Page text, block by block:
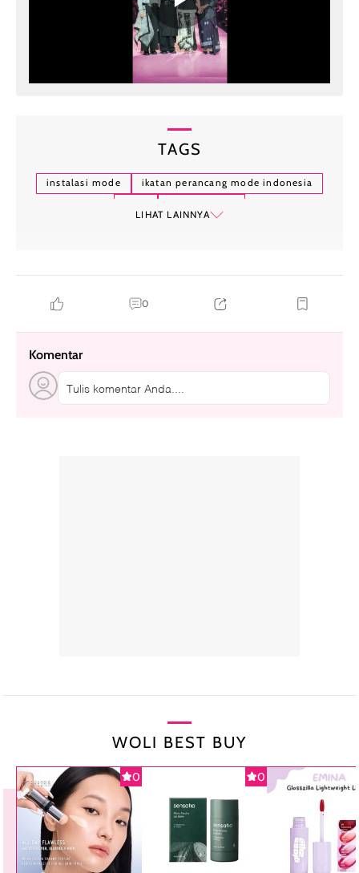
TAGS
instalasi mode
ikatan perancang mode indonesia
LIHAT LAINNYA
0
Komentar
Tulis komentar Anda....
WOLI BEST BUY
0 0